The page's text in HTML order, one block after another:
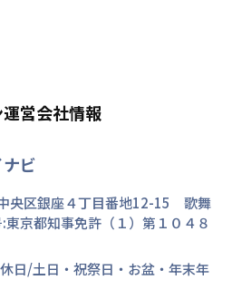
営会社情報
ビ
央区銀座４丁目番地12-15 歌舞
東京都知事免許（１）第１０４８
日/土日・祝祭日・お盆・年末年